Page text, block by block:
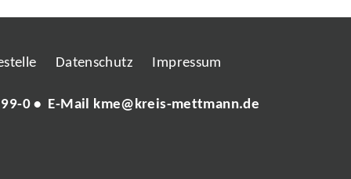
Datenschutz Impressum
0• E-Mail kme@kreis-mettmann.de